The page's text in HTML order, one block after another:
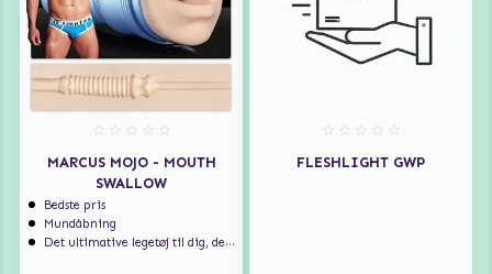
MARCUS MOJO - MOUTH
SWALLOW
Bedste pris
Mundåbning
Det ultimative legetøj til dig, der er vild med blowjobs
FLESHLIGHT GWP